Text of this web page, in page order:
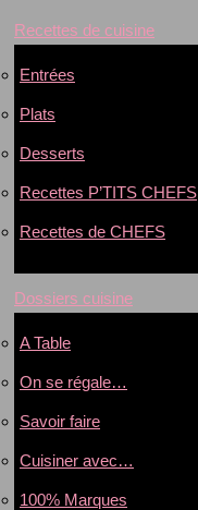
Recettes de cuisine
Entrées
Plats
Desserts
Recettes P’TITS CHEFS
Recettes de CHEFS
Dossiers cuisine
A Table
On se régale…
Savoir faire
Cuisiner avec…
100% Marques